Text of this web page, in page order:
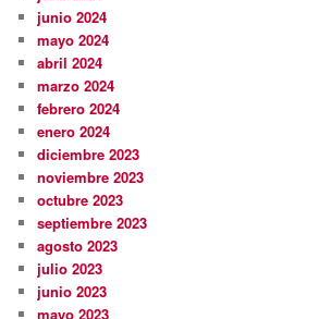
junio 2024
mayo 2024
abril 2024
marzo 2024
febrero 2024
enero 2024
diciembre 2023
noviembre 2023
octubre 2023
septiembre 2023
agosto 2023
julio 2023
junio 2023
mayo 2023